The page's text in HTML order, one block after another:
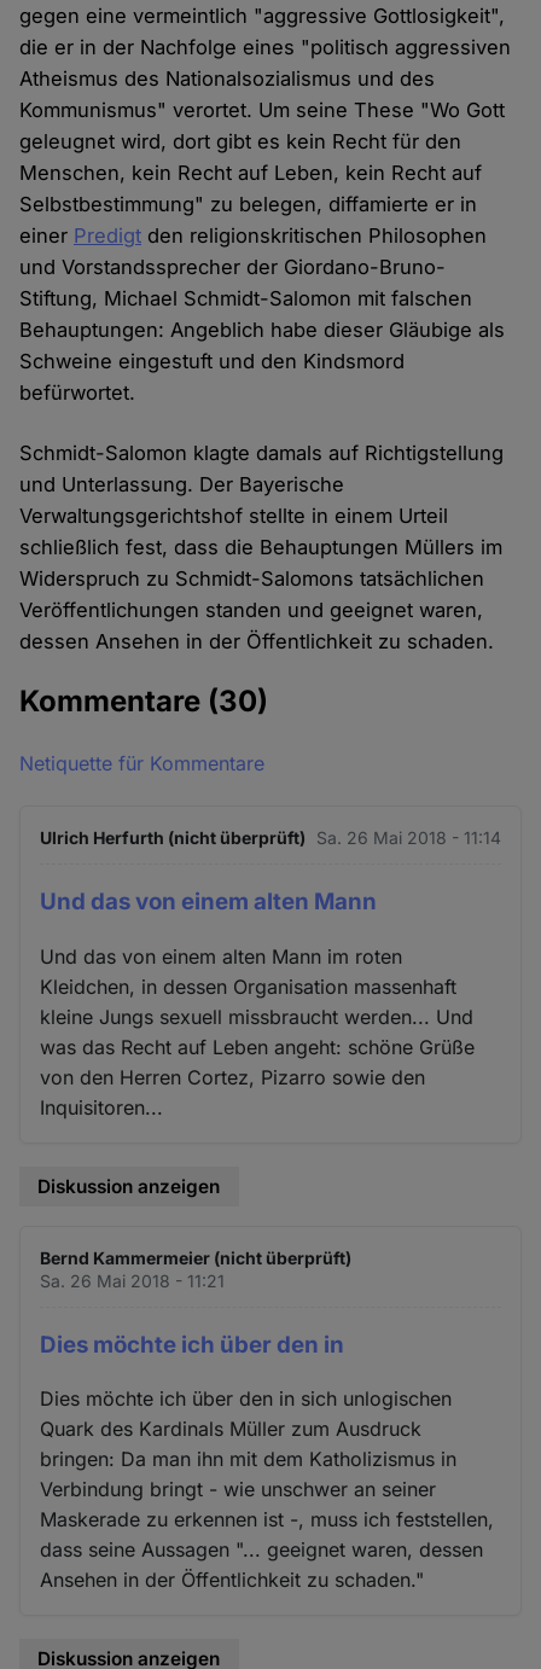
gegen eine vermeintlich "aggressive Gottlosigkeit",
die er in der Nachfolge eines "politisch aggressiven
Atheismus des Nationalsozialismus und des
Kommunismus" verortet. Um seine These "Wo Gott
geleugnet wird, dort gibt es kein Recht für den
Menschen, kein Recht auf Leben, kein Recht auf
Selbstbestimmung" zu belegen, diffamierte er in
einer Predigt den religionskritischen Philosophen
und Vorstandssprecher der Giordano-Bruno-
Stiftung, Michael Schmidt-Salomon mit falschen
Behauptungen: Angeblich habe dieser Gläubige als
Schweine eingestuft und den Kindsmord
befürwortet.
Schmidt-Salomon klagte damals auf Richtigstellung
und Unterlassung. Der Bayerische
Verwaltungsgerichtshof stellte in einem Urteil
schließlich fest, dass die Behauptungen Müllers im
Widerspruch zu Schmidt-Salomons tatsächlichen
Veröffentlichungen standen und geeignet waren,
dessen Ansehen in der Öffentlichkeit zu schaden.
Kommentare (30)
Netiquette für Kommentare
Ulrich Herfurth (nicht überprüft) Sa. 26 Mai 2018 - 11:14
Und das von einem alten Mann
Und das von einem alten Mann im roten
Kleidchen, in dessen Organisation massenhaft
kleine Jungs sexuell missbraucht werden... Und
was das Recht auf Leben angeht: schöne Grüße
von den Herren Cortez, Pizarro sowie den
Inquisitoren...
Diskussion anzeigen
Bernd Kammermeier (nicht überprüft)
Sa. 26 Mai 2018 - 11:21
Dies möchte ich über den in
Dies möchte ich über den in sich unlogischen
Quark des Kardinals Müller zum Ausdruck
bringen: Da man ihn mit dem Katholizismus in
Verbindung bringt - wie unschwer an seiner
Maskerade zu erkennen ist -, muss ich feststellen,
dass seine Aussagen "... geeignet waren, dessen
Ansehen in der Öffentlichkeit zu schaden."
Diskussion anzeigen